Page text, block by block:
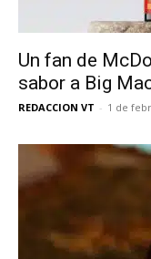
Un fan de
sabor a Big
REDACCION VT - 1 de